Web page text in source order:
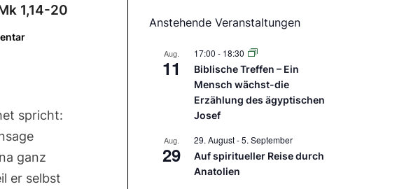
1,14-20
spricht:
ganz
er selbst
Anstehende Veranstaltungen
Aug.
11
17:00 - 18:30
Biblische Treffen – Ein
Mensch wächst-die
Erzählung des ägyptischen
Josef
Aug.
29
29. August-5. September
Auf spiritueller Reise durch
Anatolien